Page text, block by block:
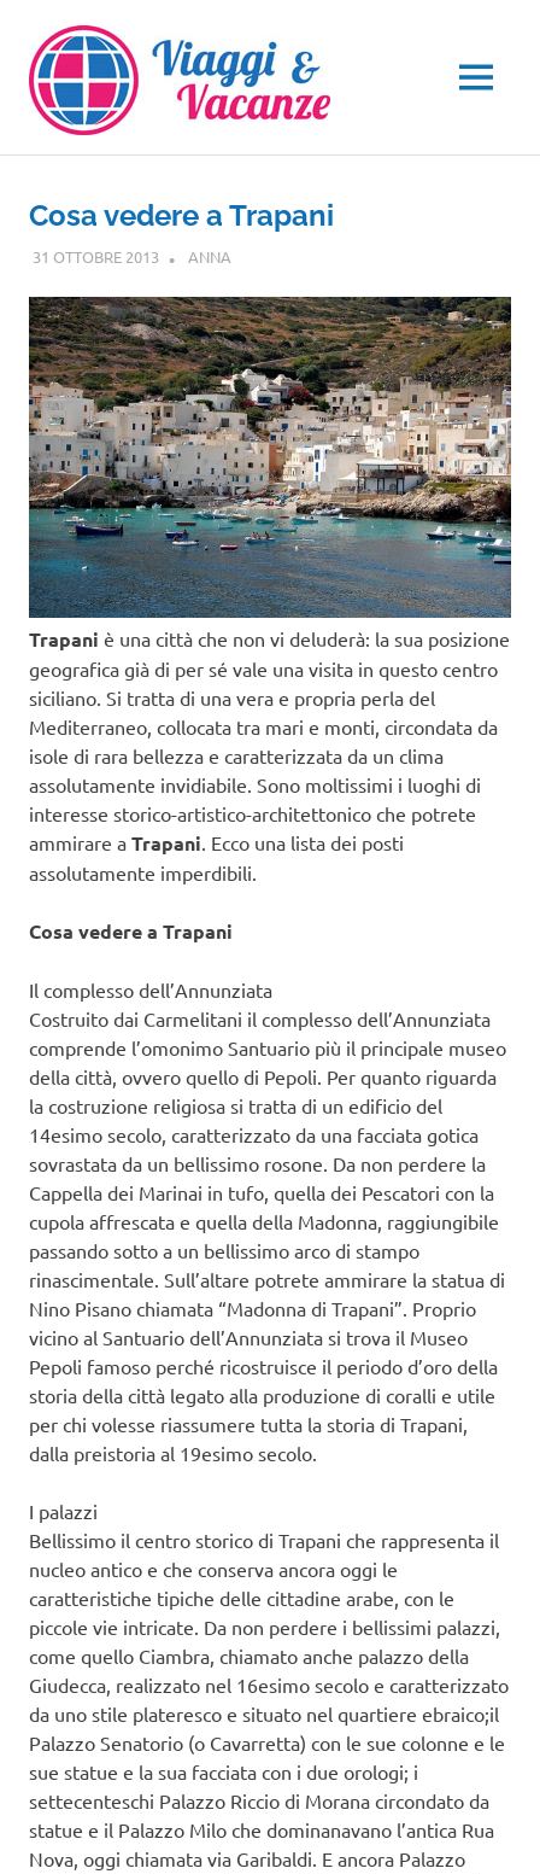
contenuto
MENU
Cosa vedere a Trapani
31 OTTOBRE 2013 ANNA
Trapani è una città che non vi deluderà: la sua posizione
geografica già di per sé vale una visita in questo centro
siciliano. Si tratta di una vera e propria perla del
Mediterraneo, collocata tra mari e monti, circondata da
isole di rara bellezza e caratterizzata da un clima
assolutamente invidiabile. Sono moltissimi i luoghi di
interesse storico-artistico-architettonico che potrete
ammirare a Trapani. Ecco una lista dei posti
assolutamente imperdibili.
Cosa vedere a Trapani
Il complesso dell’Annunziata
Costruito dai Carmelitani il complesso dell’Annunziata
comprende l’omonimo Santuario più il principale museo
della città, ovvero quello di Pepoli. Per quanto riguarda
la costruzione religiosa si tratta di un edificio del
14esimo secolo, caratterizzato da una facciata gotica
sovrastata da un bellissimo rosone. Da non perdere la
Cappella dei Marinai in tufo, quella dei Pescatori con la
cupola affrescata e quella della Madonna, raggiungibile
passando sotto a un bellissimo arco di stampo
rinascimentale. Sull’altare potrete ammirare la statua di
Nino Pisano chiamata “Madonna di Trapani”. Proprio
vicino al Santuario dell’Annunziata si trova il Museo
Pepoli famoso perché ricostruisce il periodo d’oro della
storia della città legato alla produzione di coralli e utile
per chi volesse riassumere tutta la storia di Trapani,
dalla preistoria al 19esimo secolo.
I palazzi
Bellissimo il centro storico di Trapani che rappresenta il
nucleo antico e che conserva ancora oggi le
caratteristiche tipiche delle cittadine arabe, con le
piccole vie intricate. Da non perdere i bellissimi palazzi,
come quello Ciambra, chiamato anche palazzo della
Giudecca, realizzato nel 16esimo secolo e caratterizzato
da uno stile plateresco e situato nel quartiere ebraico;il
Palazzo Senatorio (o Cavarretta) con le sue colonne e le
sue statue e la sua facciata con i due orologi; i
settecenteschi Palazzo Riccio di Morana circondato da
statue e il Palazzo Milo che dominanavano l’antica Rua
Nova, oggi chiamata via Garibaldi. E ancora Palazzo